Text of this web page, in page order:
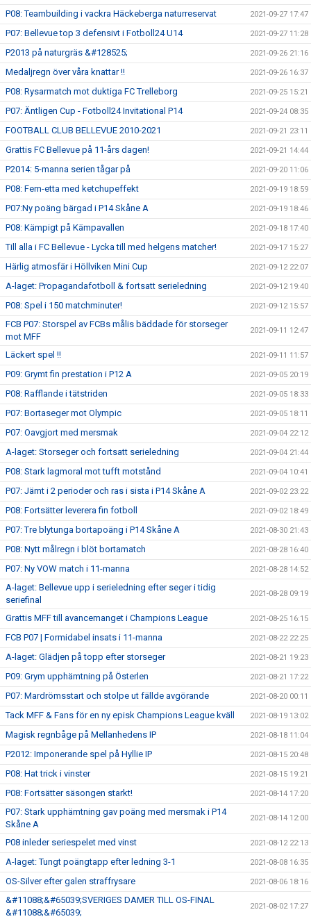
P08: Teambuilding i vackra Häckeberga naturreservat 2021-09-27 17:47
P07: Bellevue top 3 defensivt i Fotboll24 U14 2021-09-27 11:28
P2013 på naturgräs &#128525; 2021-09-26 21:16
Medaljregn över våra knattar !! 2021-09-26 16:37
P08: Rysarmatch mot duktiga FC Trelleborg 2021-09-25 15:21
P07: Äntligen Cup - Fotboll24 Invitational P14 2021-09-24 08:35
FOOTBALL CLUB BELLEVUE 2010-2021 2021-09-21 23:11
Grattis FC Bellevue på 11-års dagen! 2021-09-21 14:44
P2014: 5-manna serien tågar på 2021-09-20 11:06
P08: Fem-etta med ketchupeffekt 2021-09-19 18:59
P07:Ny poäng bärgad i P14 Skåne A 2021-09-19 18:46
P08: Kämpigt på Kämpavallen 2021-09-18 17:40
Till alla i FC Bellevue - Lycka till med helgens matcher! 2021-09-17 15:27
Härlig atmosfär i Höllviken Mini Cup 2021-09-12 22:07
A-laget: Propagandafotboll & fortsatt serieledning 2021-09-12 19:40
P08: Spel i 150 matchminuter! 2021-09-12 15:57
FCB P07: Storspel av FCBs målis bäddade för storseger
mot MFF
2021-09-11 12:47
Läckert spel !! 2021-09-11 11:57
P09: Grymt fin prestation i P12 A 2021-09-05 20:19
P08: Rafflande i tätstriden 2021-09-05 18:33
P07: Bortaseger mot Olympic 2021-09-05 18:11
P07: Oavgjort med mersmak 2021-09-04 22:12
A-laget: Storseger och fortsatt serieledning 2021-09-04 21:44
P08: Stark lagmoral mot tufft motstånd 2021-09-04 10:41
P07: Jämt i 2 perioder och ras i sista i P14 Skåne A 2021-09-02 23:22
P08: Fortsätter leverera fin fotboll 2021-09-02 18:49
P07: Tre blytunga bortapoäng i P14 Skåne A 2021-08-30 21:43
P08: Nytt målregn i blöt bortamatch 2021-08-28 16:40
P07: Ny VOW match i 11-manna 2021-08-28 14:52
A-laget: Bellevue upp i serieledning efter seger i tidig
seriefinal
2021-08-28 09:19
Grattis MFF till avancemanget i Champions League 2021-08-25 16:15
FCB P07 | Formidabel insats i 11-manna 2021-08-22 22:25
A-laget: Glädjen på topp efter storseger 2021-08-21 19:23
P09: Grym upphämtning på Österlen 2021-08-21 17:22
P07: Mardrömsstart och stolpe ut fällde avgörande 2021-08-20 00:11
Tack MFF & Fans för en ny episk Champions League kväll 2021-08-19 13:02
Magisk regnbåge på Mellanhedens IP 2021-08-18 11:04
P2012: Imponerande spel på Hyllie IP 2021-08-15 20:48
P08: Hat trick i vinster 2021-08-15 19:21
P08: Fortsätter säsongen starkt! 2021-08-14 17:20
P07: Stark upphämtning gav poäng med mersmak i P14
Skåne A
2021-08-14 12:00
P08 inleder seriespelet med vinst 2021-08-12 22:13
A-laget: Tungt poängtapp efter ledning 3-1 2021-08-08 16:35
OS-Silver efter galen straffrysare 2021-08-06 18:16
&#11088;&#65039;SVERIGES DAMER TILL OS-FINAL
&#11088;&#65039;
2021-08-02 17:27